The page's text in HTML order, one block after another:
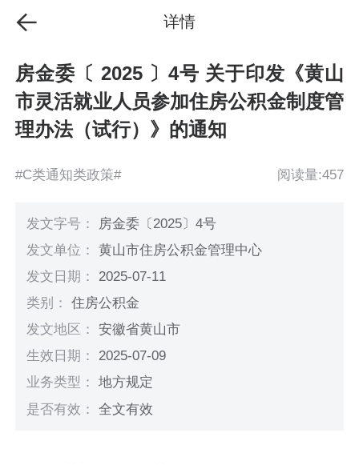
详情
房金委〔 2025 〕4号 关于印发《黄山
市灵活就业人员参加住房公积金制度管
理办法（试行）》的通知
#C类通知类政策# 阅读量:457
发文字号： 房金委〔2025〕4号
发文单位：黄山市住房公积金管理中心
发文日期： 2025-07-11
类别：住房公积金
发文地区：安徽省黄山市
生效日期： 2025-07-09
业务类型：地方规定
是否有效：全文有效